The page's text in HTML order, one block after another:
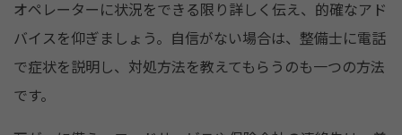
オペレーターに状況をできる限り詳しく伝え、的確なアド
バイスを仰ぎましょう。自信がない場合は、整備士に電話
で症状を説明し、対処方法を教えてもらうのも一つの方法
です。